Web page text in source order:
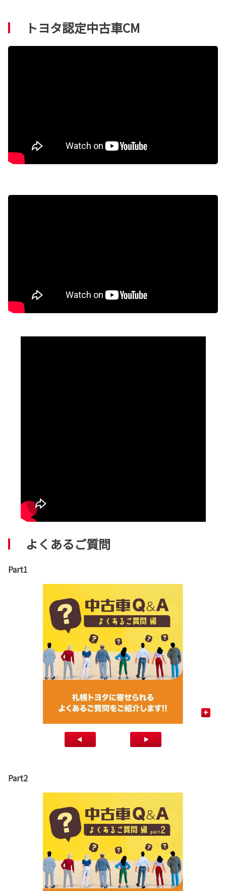
トヨタ認定中古車CM
よくあるご質問
Part1
+
Part2